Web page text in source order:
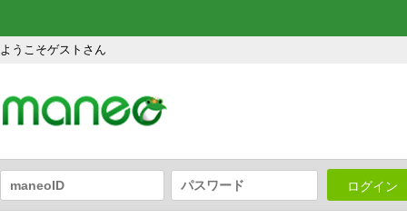
ようこそゲストさん
ログイン